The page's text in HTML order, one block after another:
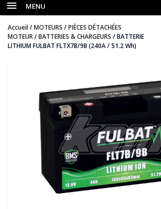
MENU
Accueil/MOTEURS /PIÈCES DÉTACHÉES
MOTEUR/BATTERIES & CHARGEURS / BATTERIE
LITHIUM FULBAT FLTX7B/9B (240A / 51.2 Wh)